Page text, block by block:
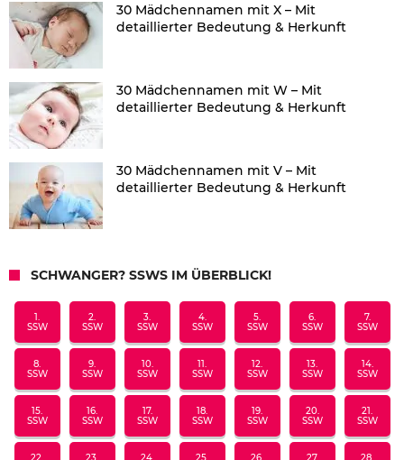
30 Mädchennamen mit X – Mit
detaillierter Bedeutung & Herkunft
30 Mädchennamen mit W – Mit
detaillierter Bedeutung & Herkunft
30 Mädchennamen mit V – Mit
detaillierter Bedeutung & Herkunft
SCHWANGER? SSWS IM ÜBERBLICK!
1.
SSW
2.
SSW
3.
SSW
4.
SSW
5.
SSW
6.
SSW
7.
SSW
8.
SSW
9.
SSW
10.
SSW
11.
SSW
12.
SSW
13.
SSW
14.
SSW
15.
SSW
16.
SSW
17.
SSW
18.
SSW
19.
SSW
20.
SSW
21.
SSW